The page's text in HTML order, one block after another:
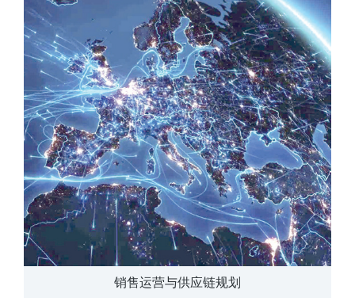
销售运营与供应链规划